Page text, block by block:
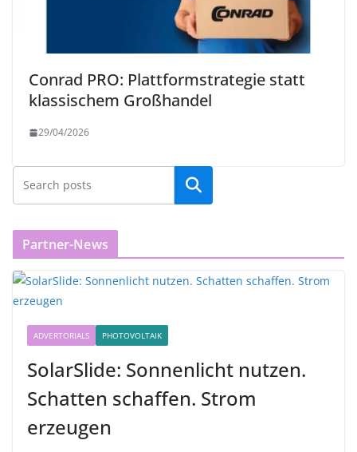
Conrad PRO: Plattformstrategie statt
klassischem Großhandel
29/04/2026
Partner-News
ADVERTORIALS PHOTOVOLTAIK
SolarSlide: Sonnenlicht nutzen.
Schatten schaffen. Strom
erzeugen